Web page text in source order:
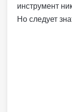
инструмент
Но следует